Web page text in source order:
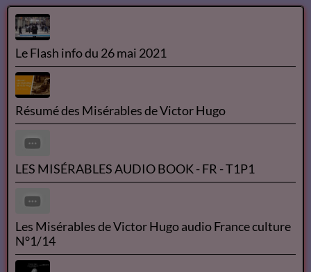
Le Flash info du 26 mai 2021
Résumé des Misérables de Victor Hugo
LES MISÉRABLES AUDIO BOOK - FR - T1P1
Les Misérables de Victor Hugo audio France culture
N°1/14